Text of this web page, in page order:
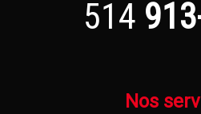
514
Nos